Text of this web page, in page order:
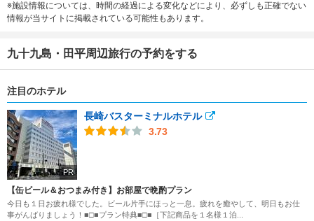
※施設情報については、時間の経過による変化などにより、必ずしも正確でない
情報が当サイトに掲載されている可能性もあります。
九十九島・田平周辺旅行の予約をする
注目のホテル
PR
長崎バスターミナルホテル
3.73
【缶ビール＆おつまみ付き】お部屋で晩酌プラン
今日も１日お疲れ様でした。ビール片手にほっと一息。疲れを癒やして、明日もお仕
事がんばりましょう！■□■プラン特典■□■［下記商品を１名様１泊...